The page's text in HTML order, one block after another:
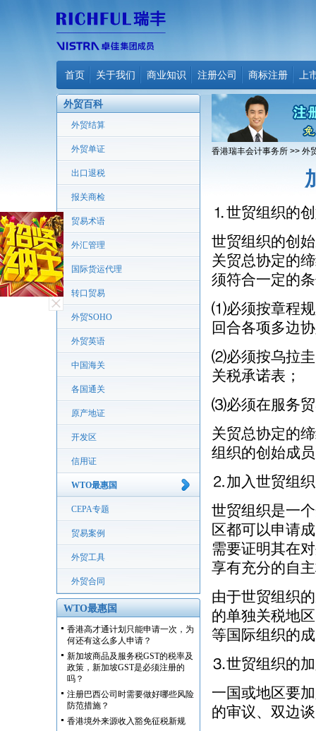
首页 关于我们 商业知识 注册公司 商标注册 上
外贸百科
外贸结算
外贸单证
出口退税
报关商检
贸易术语
外汇管理
国际货运代理
转口贸易
外贸SOHO
外贸英语
中国海关
各国通关
原产地证
开发区
信用证
WTO最惠国
CEPA专题
贸易案例
外贸工具
外贸合同
WTO最惠国
香港高才通计划只能申请一次，为
何还有这么多人申请？
新加坡商品及服务税GST的税率及
政策，新加坡GST是必须注册的
吗？
注册巴西公司时需要做好哪些风险
防范措施？
香港境外来源收入豁免征税新规
香港瑞丰会计事务所 >> 外
⒈世贸组织的
世贸组织的创
关贸总协定的
须符合一定的
⑴必须按章程规
回合各项多边
⑵必须按乌拉圭
关税承诺表；
⑶必须在服务贸
关贸总协定的
组织的创始成
⒉加入世贸组
世贸组织是一
区都可以申请
需要证明其在
享有充分的自
由于世贸组织
的单独关税地
等国际组织的
⒊世贸组织的
一国或地区要
的审议、双边